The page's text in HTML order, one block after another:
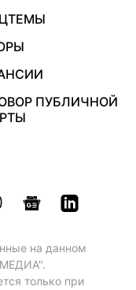
ПУБЛИЧНОЙ
на данном
только при